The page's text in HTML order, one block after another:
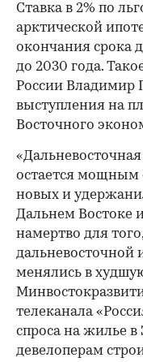
Ставка в 2% по
арктической
окончания срока
до 2030 года.
России Владимир
выступления на
Восточного
остается мощным
новых и
Дальнем Востоке
намертво для
дальневосточной
менялись в
телеканала
спроса на жилье в
девелоперам